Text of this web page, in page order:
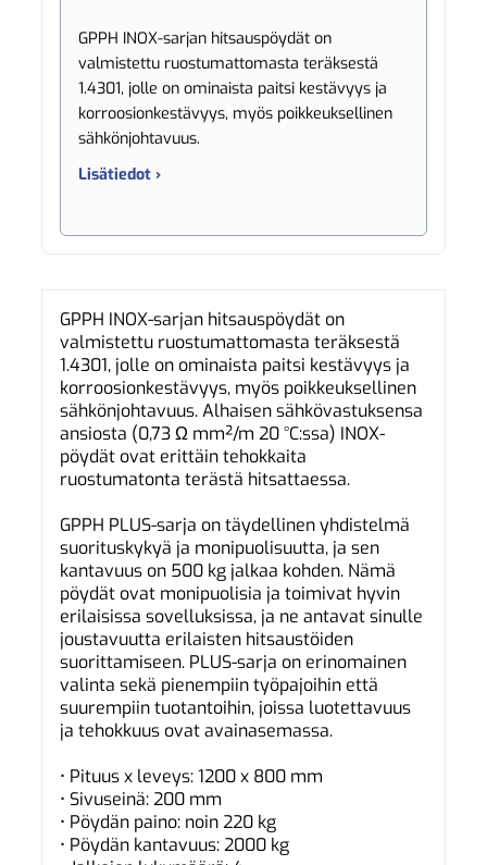
GPPH INOX-sarjan hitsauspöydät on
valmistettu ruostumattomasta teräksestä
1.4301, jolle on ominaista paitsi kestävyys ja
korroosionkestävyys, myös poikkeuksellinen
sähkönjohtavuus.
Lisätiedot ›
GPPH INOX-sarjan hitsauspöydät on
valmistettu ruostumattomasta teräksestä
1.4301, jolle on ominaista paitsi kestävyys ja
korroosionkestävyys, myös poikkeuksellinen
sähkönjohtavuus. Alhaisen sähkövastuksensa
ansiosta (0,73 Ω mm²/m 20 °C:ssa) INOX-
pöydät ovat erittäin tehokkaita
ruostumatonta terästä hitsattaessa.
GPPH PLUS-sarja on täydellinen yhdistelmä
suorituskykyä ja monipuolisuutta, ja sen
kantavuus on 500 kg jalkaa kohden. Nämä
pöydät ovat monipuolisia ja toimivat hyvin
erilaisissa sovelluksissa, ja ne antavat sinulle
joustavuutta erilaisten hitsaustöiden
suorittamiseen. PLUS-sarja on erinomainen
valinta sekä pienempiin työpajoihin että
suurempiin tuotantoihin, joissa luotettavuus
ja tehokkuus ovat avainasemassa.
• Pituus x leveys: 1200 x 800 mm
• Sivuseinä: 200 mm
• Pöydän paino: noin 220 kg
• Pöydän kantavuus: 2000 kg